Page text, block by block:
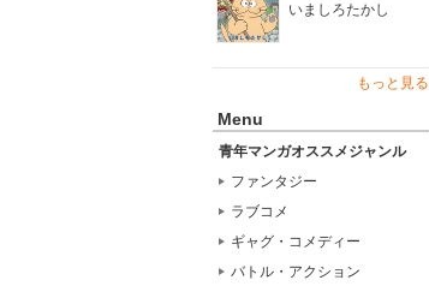
いましろたかし
もっと見る
Menu
青年マンガオススメジャンル
ファンタジー
ラブコメ
ギャグ・コメディー
バトル・アクション